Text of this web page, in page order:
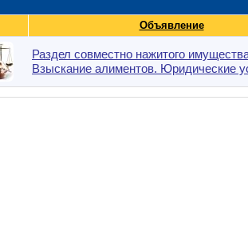
Объявление
Раздел совместно нажитого
Взыскание алиментов. Юридические